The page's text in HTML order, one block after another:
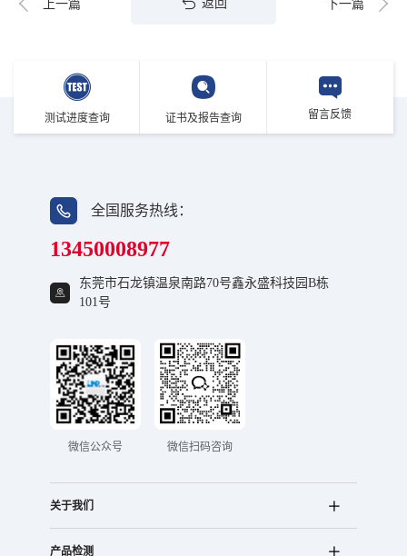
上一篇 返回 下一篇
测试进度查询 证书及报告查询 留言反馈
全国服务热线：
13450008977
东莞市石龙镇温泉南路70号鑫永盛科技园B栋
101号
微信公众号 微信扫码咨询
关于我们
产品检测